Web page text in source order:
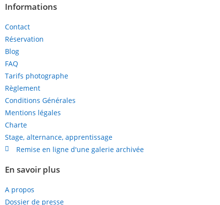
Informations
Contact
Réservation
Blog
FAQ
Tarifs photographe
Règlement
Conditions Générales
Mentions légales
Charte
Stage, alternance, apprentissage
Remise en ligne d'une galerie archivée
En savoir plus
A propos
Dossier de presse